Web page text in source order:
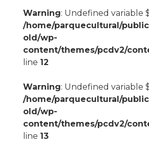
Warning: Undefined variable
/home/parquecultural/
old/wp-
content/themes/pcdv2/
line 12
Warning: Undefined variable
/home/parquecultural/
old/wp-
content/themes/pcdv2/
line 13